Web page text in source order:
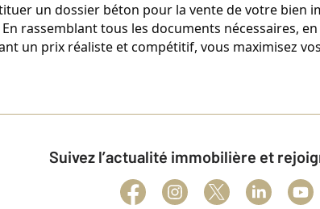
un dossier béton pour la vente de votre bien
rassemblant tous les documents nécessaires,
un prix réaliste et compétitif, vous maximisez
Suivez l’actualité immobilière et